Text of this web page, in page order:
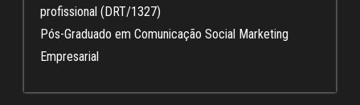
profissional (DRT/1327)
Pós-Graduado em Comunicação Social Marketing
Empresarial